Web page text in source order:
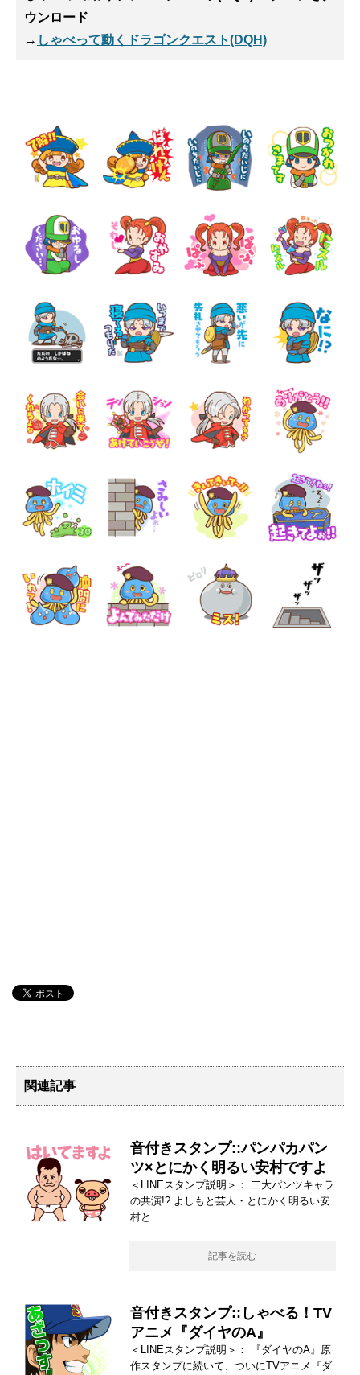
ウンロード
→ しゃべって動くドラゴンクエスト(DQH)
関連記事
音付きスタンプ::パンパカパン
ツ×とにかく明るい安村ですよ
＜LINEスタンプ説明＞： 二大パンツキャラ
の共演!? よしもと芸人・とにかく明るい安
村と
記事を読む
音付きスタンプ::しゃべる！TV
アニメ『ダイヤのA』
＜LINEスタンプ説明＞： 『ダイヤのA』原
作スタンプに続いて、ついにTVアニメ『ダ